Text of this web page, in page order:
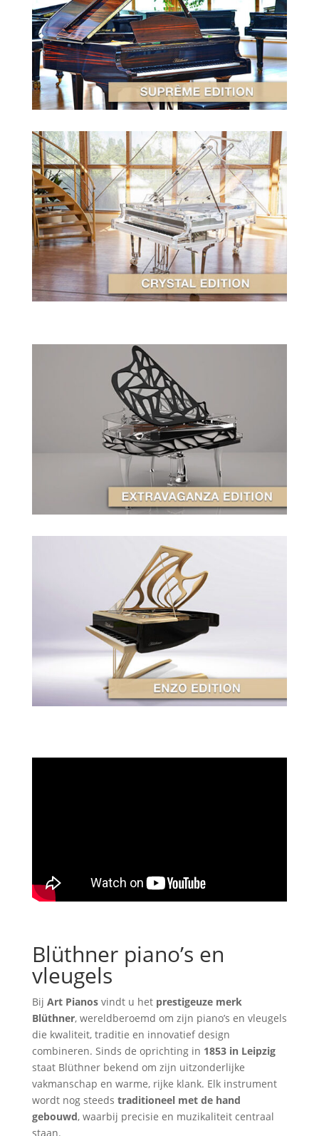
Blüthner piano’s en
vleugels
Bij Art Pianosvindt u het prestigeuze merk
Blüthner, wereldberoemd om zijn piano’s en vleugels
die kwaliteit, traditie en innovatief design
combineren. Sinds de oprichting in 1853 in Leipzig
staat Blüthner bekend om zijn uitzonderlijke
vakmanschap en warme, rijke klank. Elk instrument
wordt nog steeds traditioneel met de hand
gebouwd, waarbij precisie en muzikaliteit centraal
staan.